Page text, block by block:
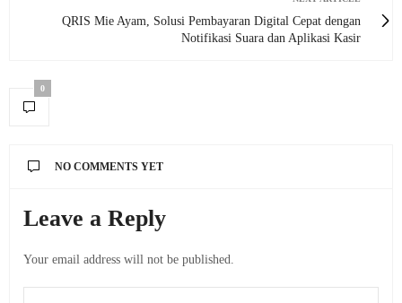
QRIS Mie Ayam, Solusi Pembayaran Digital Cepat dengan
Notifikasi Suara dan Aplikasi Kasir
0
NO COMMENTS YET
Leave a Reply
Your email address will not be published.